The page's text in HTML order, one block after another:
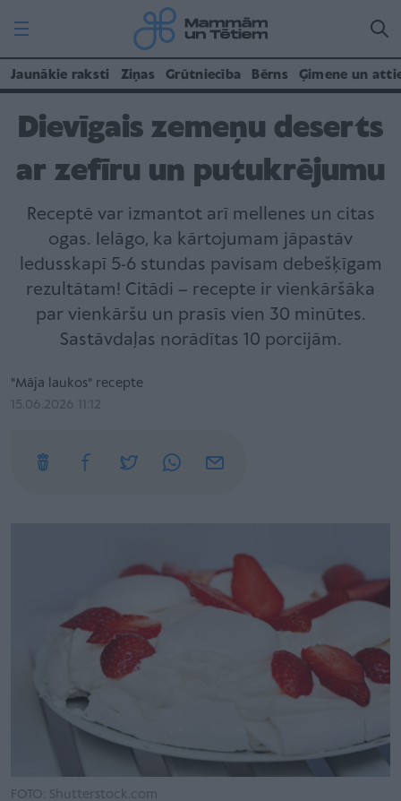
Jaunākie raksti Ziņas Grūtniecība Bērns Ģimene un
Dievīgais zemeņu deserts
ar zefīru un putukrējumu
Receptē var izmantot arī mellenes un citas
ogas. Ielāgo, ka kārtojumam jāpastāv
ledusskapī 5-6 stundas pavisam debešķīgam
rezultātam! Citādi – recepte ir vienkāršāka
par vienkāršu un prasīs vien 30 minūtes.
Sastāvdaļas norādītas 10 porcijām.
"Māja laukos" recepte
15.06.2026 11:12
FOTO: Shutterstock.com